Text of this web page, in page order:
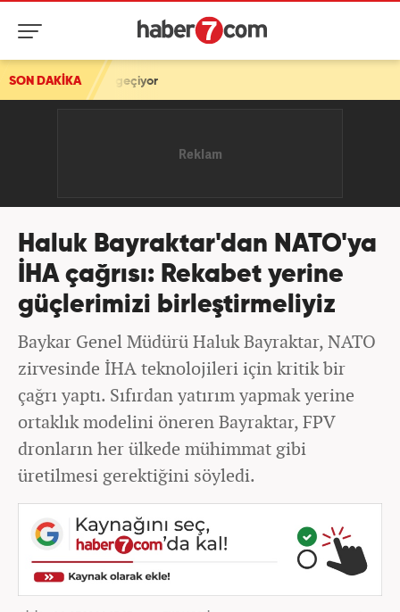
SON DAKİKA
Haluk Bayraktar'dan NATO'ya
İHA çağrısı: Rekabet yerine
güçlerimizi birleştirmeliyiz
Baykar Genel Müdürü Haluk Bayraktar, NATO
zirvesinde İHA teknolojileri için kritik bir
çağrı yaptı. Sıfırdan yatırım yapmak yerine
ortaklık modelini öneren Bayraktar, FPV
dronların her ülkede mühimmat gibi
üretilmesi gerektiğini söyledi.